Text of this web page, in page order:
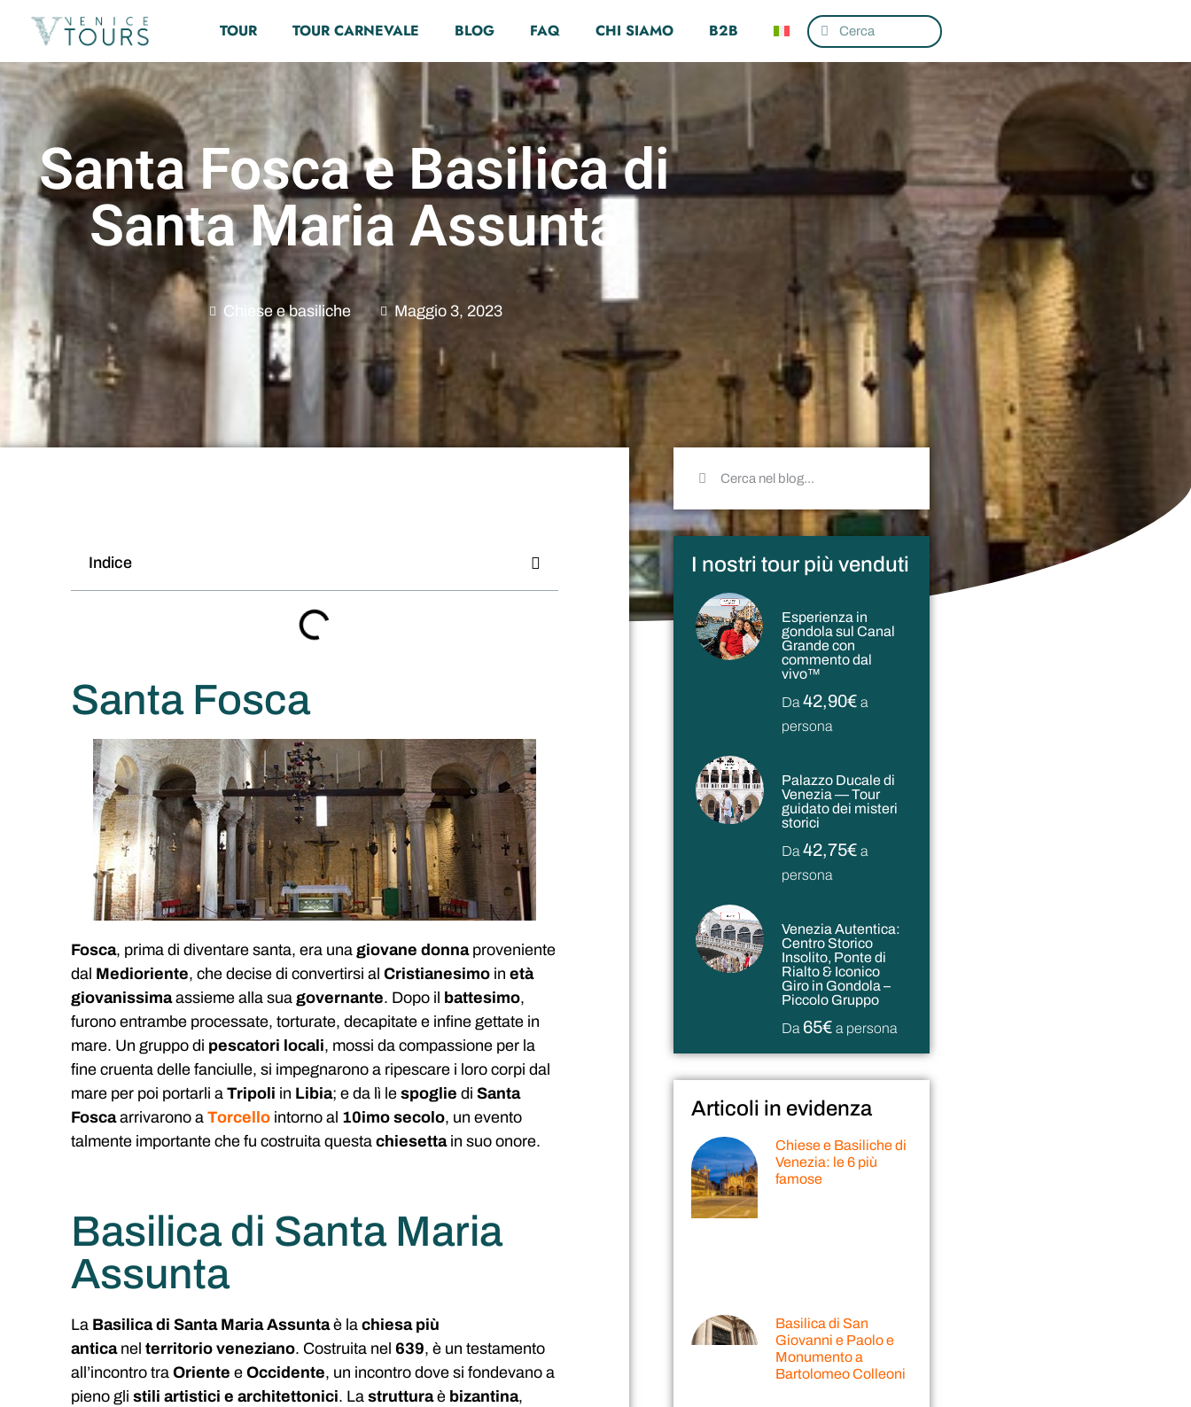
TOUR TOUR CARNEVALE BLOG FAQ CHI SIAMO B2B
Santa Fosca e Basilica di
Santa Maria Assunta
Chiese e basiliche Maggio 3, 2023
Indice
Santa Fosca
Fosca, prima di diventare santa, era una giovane donnaproveniente
dal Medioriente, che decise di convertirsi al Cristianesimo in età
giovanissimaassieme alla sua governante. Dopo il battesimo,
furono entrambe processate, torturate, decapitate e infine gettate in
mare. Un gruppo di pescatori locali, mossi da compassione per la
fine cruenta delle fanciulle, si impegnarono a ripescare i loro corpi dal
mare per poi portarli a Tripoli in Libia; e da lì le spoglie di Santa
Foscaarrivarono a Torcello intorno al 10imo secolo, un evento
talmente importante che fu costruita questa chiesettain suo onore.
Basilica di Santa Maria
Assunta
La Basilica di Santa Maria Assuntaè la chiesa più
anticanel territorio veneziano. Costruita nel 639, è un testamento
all’incontro tra Oriente e Occidente, un incontro dove si fondevano a
pieno gli stili artistici e architettonici. La strutturaè bizantina,
I nostri tour più venduti
Esperienza in
gondola sul Canal
Grande con
commento dal
vivo™
Da42,90€ a
persona
Palazzo Ducale di
Venezia — Tour
guidato dei misteri
storici
Da42,75€ a
persona
Venezia Autentica:
Centro Storico
Insolito, Ponte di
Rialto & Iconico
Giro in Gondola –
Piccolo Gruppo
Da 65€ a persona
Articoli in evidenza
Chiese e Basiliche di
Venezia: le 6 più
famose
Basilica di San
Giovanni e Paolo e
Monumento a
Bartolomeo Colleoni